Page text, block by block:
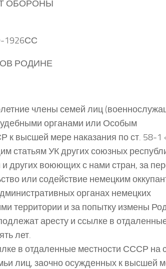
ОБОРОНЫ
1926СС
РОДИНЕ
члены семей лиц
органами или Особым
высшей мере наказания по ст. 58-1
статьям УК других союзных
других воюющих с нами стран, за
или содействие немецким
органах немецких
территории и за попытку измены
аресту и ссылке в
лет.
в отдаленные местности СССР на
лиц, заочно осужденных к высшей